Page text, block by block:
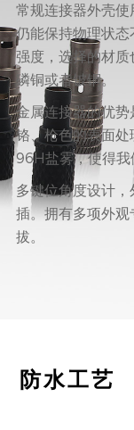
常规连接器外壳
仍能保持物理状
强度，选择的材质
磷铜或者铍铜。
金属连接器的优
铬、枪色的表面
96H盐雾，使得我
多键位角度设计
插。拥有多项外
拔。
防水工艺